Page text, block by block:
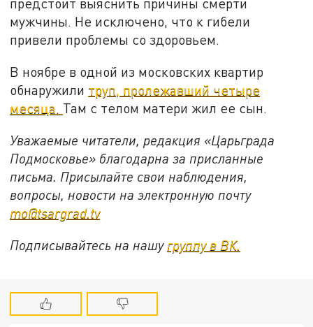
предстоит выяснить причины смерти
мужчины. Не исключено, что к гибели
привели проблемы со здоровьем.
В ноябре в одной из московских квартир
обнаружили труп, пролежавший четыре
месяца. Там с телом матери жил ее сын.
Уважаемые читатели, редакция «Царьграда
Подмосковье» благодарна за присланные
письма. Присылайте свои наблюдения,
вопросы, новости на электронную почту
mo@tsargrad.tv
Подписывайтесь на нашу группу в ВК.